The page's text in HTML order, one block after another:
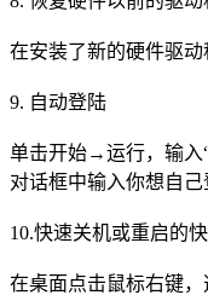
在安装了新的硬件驱
9. 自动登陆
单击开始→运行，输入
对话框中输入你想自己
10.快速关机或重启的
在桌面点击鼠标右键，